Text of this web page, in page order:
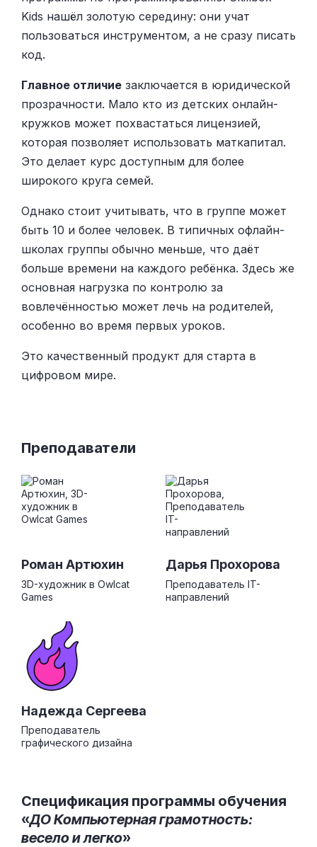
Kids нашёл золотую середину: они учат
пользоваться инструментом, а не сразу писать
код.
Главное отличие заключается в юридической
прозрачности. Мало кто из детских онлайн-
кружков может похвастаться лицензией,
которая позволяет использовать маткапитал.
Это делает курс доступным для более
широкого круга семей.
Однако стоит учитывать, что в группе может
быть 10 и более человек. В типичных офлайн-
школах группы обычно меньше, что даёт
больше времени на каждого ребёнка. Здесь же
основная нагрузка по контролю за
вовлечённостью может лечь на родителей,
особенно во время первых уроков.
Это качественный продукт для старта в
цифровом мире.
Преподаватели
Роман Артюхин
3D-художник в Owlcat
Games
Дарья Прохорова
Преподаватель IT-
направлений
Надежда Сергеева
Преподаватель
графического дизайна
Спецификация программы обучения
«ДО Компьютерная грамотность:
весело и легко»